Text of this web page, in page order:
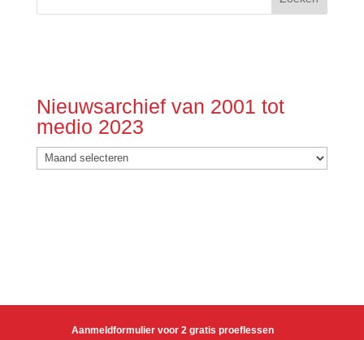
Nieuwsarchief van 2001 tot
medio 2023
Nieuwsarchief
van
Aanmeldformulier voor 2 gratis proeflessen